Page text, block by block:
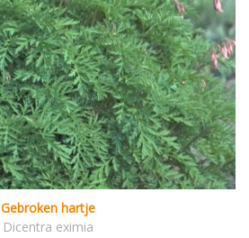
Gebroken hartje
Dicentra eximia